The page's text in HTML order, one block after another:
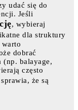
udać się do
Jeśli
, wybieraj
dla struktury
warto
dobrać
balayage,
często
że są